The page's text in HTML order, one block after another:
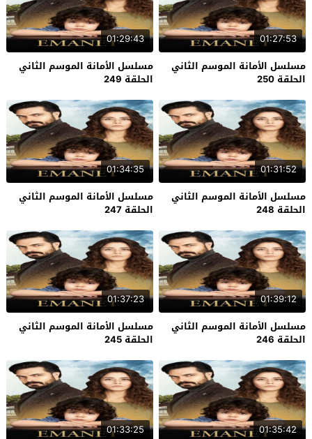
01:27:53
مسلسل الأمانة الموسم الثاني
الحلقة 250
01:29:43
مسلسل الأمانة الموسم الثاني
الحلقة 249
01:31:52
مسلسل الأمانة الموسم الثاني
الحلقة 248
01:34:35
مسلسل الأمانة الموسم الثاني
الحلقة 247
01:39:12
مسلسل الأمانة الموسم الثاني
الحلقة 246
01:37:23
مسلسل الأمانة الموسم الثاني
الحلقة 245
01:35:42
01:33:25